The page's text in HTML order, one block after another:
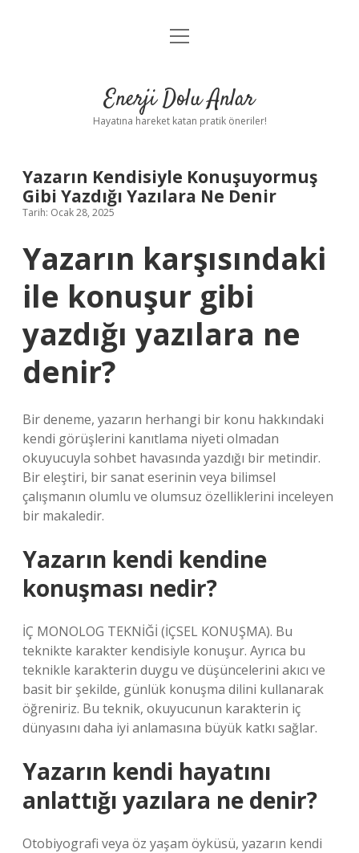
Anasayfa
Yasal Uyarı
menüyü
Enerji Dolu Anlar
Hayatına hareket katan pratik öneriler!
Yazarın Kendisiyle Konuşuyormuş
Gibi Yazdığı Yazılara Ne Denir
Tarih: Ocak 28, 2025
Yazarın karşısındaki
ile konuşur gibi
yazdığı yazılara ne
denir?
Bir deneme, yazarın herhangi bir konu hakkındaki
kendi görüşlerini kanıtlama niyeti olmadan
okuyucuyla sohbet havasında yazdığı bir metindir.
Bir eleştiri, bir sanat eserinin veya bilimsel
çalışmanın olumlu ve olumsuz özelliklerini inceleyen
bir makaledir.
Yazarın kendi kendine
konuşması nedir?
İÇ MONOLOG TEKNİĞİ (İÇSEL KONUŞMA). Bu
teknikte karakter kendisiyle konuşur. Ayrıca bu
teknikle karakterin duygu ve düşüncelerini akıcı ve
basit bir şekilde, günlük konuşma dilini kullanarak
öğreniriz. Bu teknik, okuyucunun karakterin iç
dünyasını daha iyi anlamasına büyük katkı sağlar.
Yazarın kendi hayatını
anlattığı yazılara ne denir?
Otobiyografi veya öz yaşam öyküsü, yazarın kendi